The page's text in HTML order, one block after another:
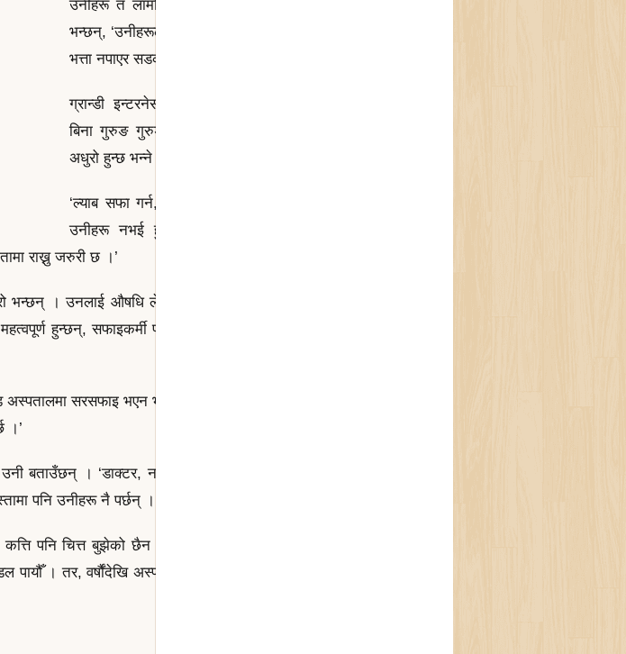
उनीहरू त लामो समय एक्सपोज हुनुपर्ने हुन्छ,’ उनी
भन्छन्, ‘उनीहरूलाई पनि राम्रो सेवा-सुविधा हुनुपर्छ ।
भत्ता नपाएर सडकमा आउने अवस्था हुनुहुँदैन ।’
ग्रान्डी इन्टरनेसनल हस्पितलकी ल्याब टेक्निसियन
बिना गुरुङ गुरुङलाई सफाइकर्मीबिना ल्याबको काम
अधुरो हुन्छ भन्ने लाग्छ ।
‘ल्याब सफा गर्न, प्रयोग गरिसकेका स्याम्पल फ्याँक्न
उनीहरू नभई हुन्न,’ उनी भन्छिन्, ‘ल्याबमा सफा
राख्नु जरुरी छ ।’
भन्छन् । उनलाई औषधि लेखेर दिँदैमा डाक्टर ठूलो र सरसफाइ
हुन्छन्, सफाइकर्मी पनि उत्तिकै महत्वपूर्ण हुन्छन् भन्ने डा.
अस्पतालमा सरसफाइ भएन भने संक्रमण फैलिने डर झनै धेरै हुन्छ
।’
बताउँछन् । ‘डाक्टर, नर्स, बिरामी सबैको सबैभन्दा धेरै गाली
पनि उनीहरू नै पर्छन् ।’
पनि चित्त बुझेको छैन । ‘हिरो डाक्टर र नर्समात्रै होइनन्,
पायौँ । तर, वर्षौंदेखि अस्पतालको सफाइ गर्दै आएका उनीहरूले